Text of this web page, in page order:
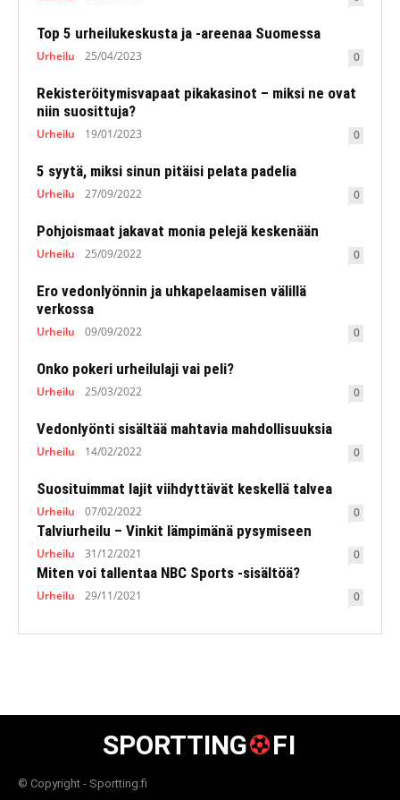
Top 5 urheilukeskusta ja -areenaa Suomessa
Urheilu 25/04/2023 0
Rekisteröitymisvapaat pikakasinot – miksi ne ovat
niin suosittuja?
Urheilu 19/01/2023 0
5 syytä, miksi sinun pitäisi pelata padelia
Urheilu 27/09/2022 0
Pohjoismaat jakavat monia pelejä keskenään
Urheilu 25/09/2022 0
Ero vedonlyönnin ja uhkapelaamisen välillä
verkossa
Urheilu 09/09/2022 0
Onko pokeri urheilulaji vai peli?
Urheilu 25/03/2022 0
Vedonlyönti sisältää mahtavia mahdollisuuksia
Urheilu 14/02/2022 0
Suosituimmat lajit viihdyttävät keskellä talvea
Urheilu 07/02/2022 0
Talviurheilu – Vinkit lämpimänä pysymiseen
Urheilu 31/12/2021 0
Miten voi tallentaa NBC Sports -sisältöä?
Urheilu 29/11/2021 0
SPORTTING FI
© Copyright - Sportting.fi